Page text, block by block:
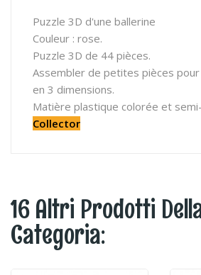
Puzzle 3D d'une ballerine
Couleur : rose.
Puzzle 3D de 44 pièces.
Assembler de petites pièces
en 3 dimensions.
Matière plastique colorée et
Collector
16 Altri Prodotti
Categoria: